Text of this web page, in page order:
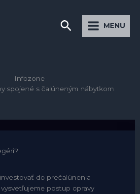
HľadaťMenuMENU
Infozone
spojené s čalúneným nábytkom
do prečalúnenia
postup opravy